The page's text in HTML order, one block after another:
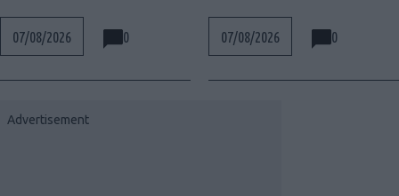
07/08/2026 0 07/08/2026 0